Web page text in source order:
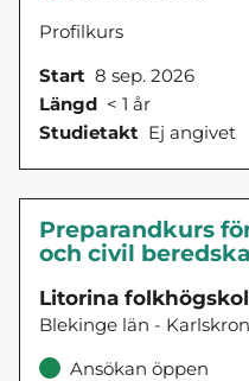
Profilkurs
Start 8 sep. 2026
Längd < 1 år
Studietakt Ej angivet
Preparandkurs
och civil
Litorina
Blekinge län -
Ansökan öppen